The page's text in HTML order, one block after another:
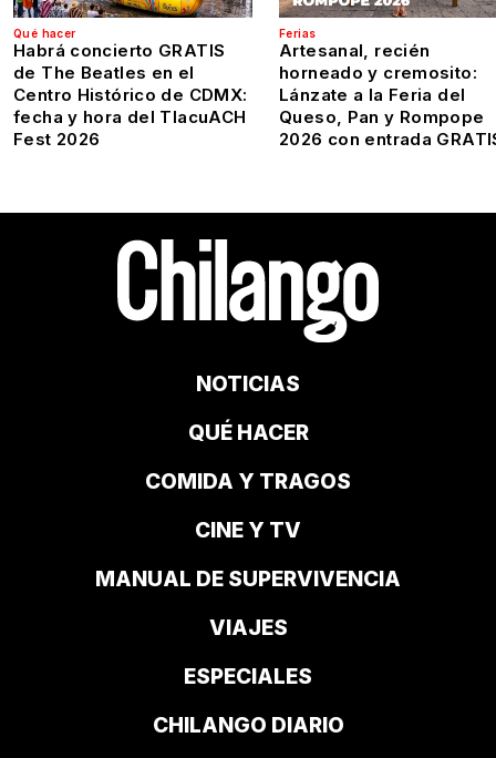
Qué hacer
Habrá concierto GRATIS
de The Beatles en el
Centro Histórico de CDMX:
fecha y hora del TlacuACH
Fest 2026
Ferias
Artesanal, recién
horneado y cremosito:
Lánzate a la Feria del
Queso, Pan y Rompope
2026 con entrada
NOTICIAS
QUÉ HACER
COMIDA Y TRAGOS
CINE Y TV
MANUAL DE SUPERVIVENCIA
VIAJES
ESPECIALES
CHILANGO DIARIO